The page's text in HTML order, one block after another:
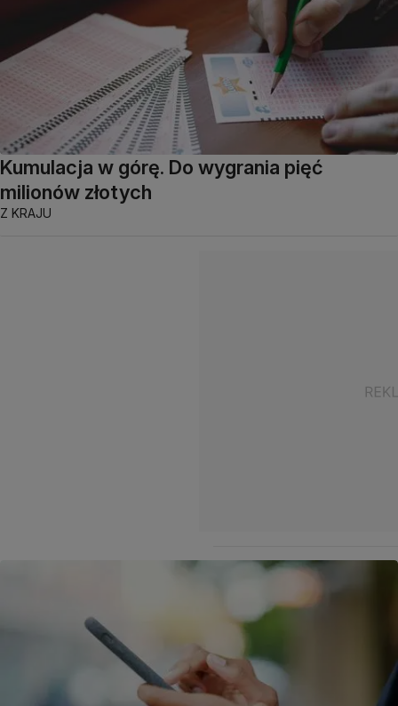
Kumulacja w górę. Do wygrania pięć
milionów złotych
Z KRAJU